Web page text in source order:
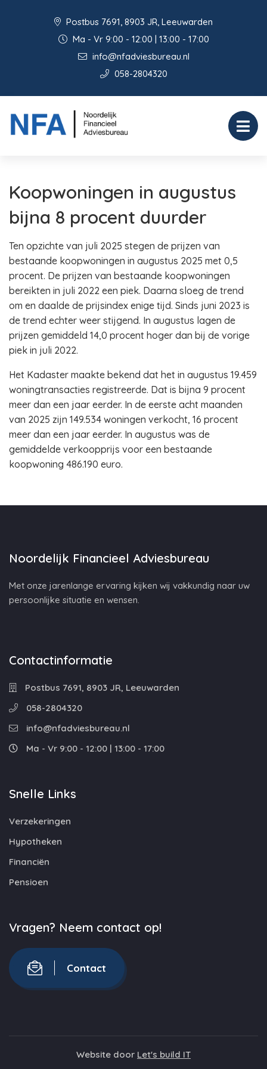
Postbus 7691, 8903 JR, Leeuwarden
Ma - Vr 9:00 - 12:00 | 13:00 - 17:00
info@nfadviesbureau.nl
058-2804320
Koopwoningen in augustus
bijna 8 procent duurder
Ten opzichte van juli 2025 stegen de prijzen van
bestaande koopwoningen in augustus 2025 met 0,5
procent. De prijzen van bestaande koopwoningen
bereikten in juli 2022 een piek. Daarna sloeg de trend
om en daalde de prijsindex enige tijd. Sinds juni 2023 is
de trend echter weer stijgend. In augustus lagen de
prijzen gemiddeld 14,0 procent hoger dan bij de vorige
piek in juli 2022.
Het Kadaster maakte bekend dat het in augustus 19.459
woningtransacties registreerde. Dat is bijna 9 procent
meer dan een jaar eerder. In de eerste acht maanden
van 2025 zijn 149.534 woningen verkocht, 16 procent
meer dan een jaar eerder. In augustus was de
gemiddelde verkoopprijs voor een bestaande
koopwoning 486.190 euro.
Noordelijk Financieel Adviesbureau
Met onze jarenlange ervaring kijken wij vakkundig naar uw
persoonlijke situatie en wensen.
Contactinformatie
Postbus 7691, 8903 JR, Leeuwarden
058-2804320
info@nfadviesbureau.nl
Ma - Vr 9:00 - 12:00 | 13:00 - 17:00
Snelle Links
Verzekeringen
Hypotheken
Financiën
Pensioen
Vragen? Neem contact op!
Contact
Website door Let's build IT